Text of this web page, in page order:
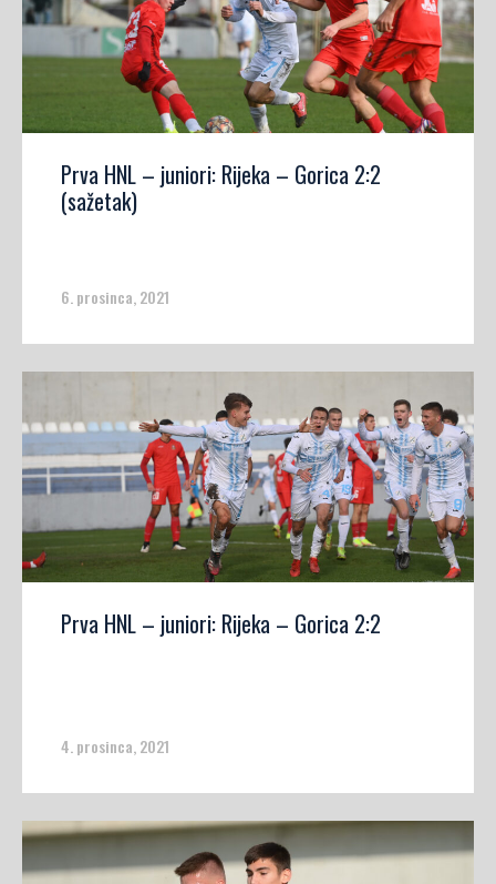
Prva HNL – juniori: Rijeka – Gorica 2:2
(sažetak)
6. prosinca, 2021
Prva HNL – juniori: Rijeka – Gorica 2:2
4. prosinca, 2021